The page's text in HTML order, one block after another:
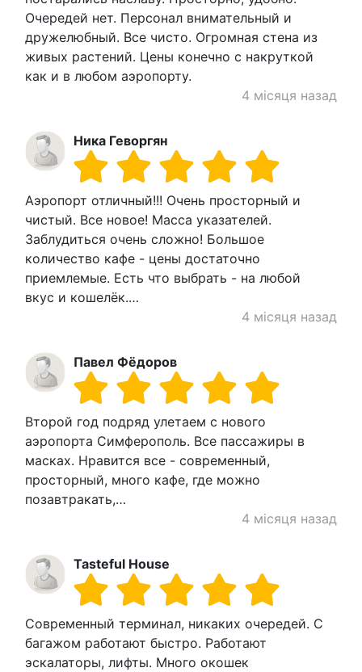
Очередей нет. Персонал внимательный и
дружелюбный. Все чисто. Огромная стена из
живых растений. Цены конечно с накруткой
как и в любом аэропорту.
4 місяця назад
Ника Геворгян
Аэропорт отличный!!! Очень просторный и
чистый. Все новое! Масса указателей.
Заблудиться очень сложно! Большое
количество кафе - цены достаточно
приемлемые. Есть что выбрать - на любой
вкус и кошелёк.…
4 місяця назад
Павел Фёдоров
Второй год подряд улетаем с нового
аэропорта Симферополь. Все пассажиры в
масках. Нравится все - современный,
просторный, много кафе, где можно
позавтракать,…
4 місяця назад
Tasteful House
Современный терминал, никаких очередей. С
багажом работают быстро. Работают
эскалаторы, лифты. Много окошек